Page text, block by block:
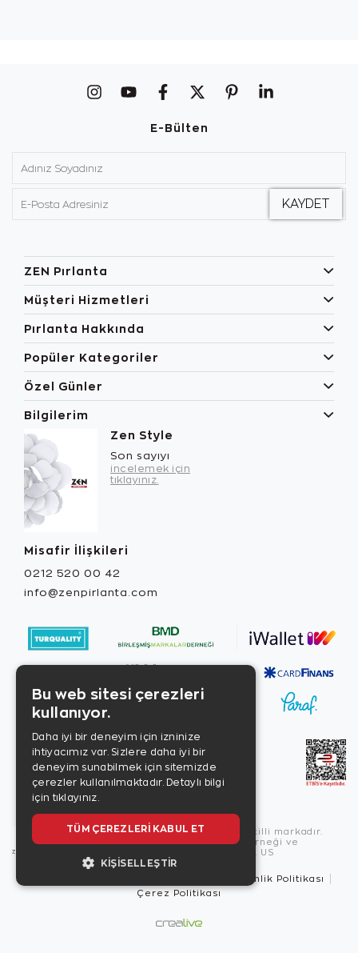
E-Bülten
ZEN Pırlanta
Müşteri Hizmetleri
Pırlanta Hakkında
Popüler Kategoriler
Özel Günler
Bilgilerim
Zen Style
Son sayıyı
incelemek için
tıklayınız.
Misafir İlişkileri
0212 520 00 42
info@zenpirlanta.com
Copyright © 2026, Zen Diamond tescilli markadır.
Zen Diamond Birleşmiş Markalar Derneği ve
Turquality Destek Programı üyesidir. US
Güvenlik Politikası
Çerez Politikası
Bu web sitesi çerezleri
kullanıyor.
Daha iyi bir deneyim için izninize
ihtiyacımız var. Sizlere daha iyi bir
deneyim sunabilmek için sitemizde
çerezler kullanılmaktadır. Detaylı bilgi
için tıklayınız.
TÜM ÇEREZLERI KABUL ET
KIŞISELLEŞTIR